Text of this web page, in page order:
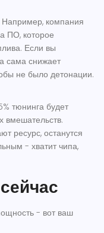
компания
ПО, которое
Если вы
сама снижает
не было детонации.
тюнинга будет
вмешательств.
ресурс, останутся
- хватит чипа,
- вот ваш